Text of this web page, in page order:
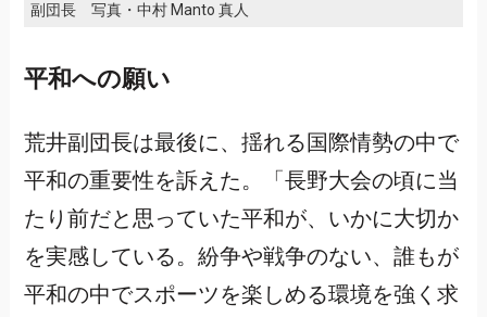
副団長 写真・中村 Manto 真人
平和への願い
荒井副団長は最後に、揺れる国際情勢の中で
平和の重要性を訴えた。「長野大会の頃に当
たり前だと思っていた平和が、いかに大切か
を実感している。紛争や戦争のない、誰もが
平和の中でスポーツを楽しめる環境を強く求